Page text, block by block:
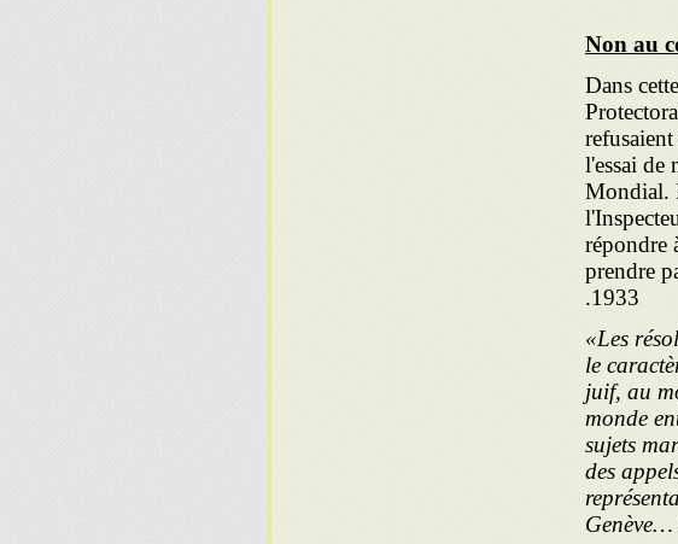
Non au
Dans
l'essai de
Mondial.
répondre
prendre
1933.
«Les
le
juif, au
monde
sujets
des
Genève…